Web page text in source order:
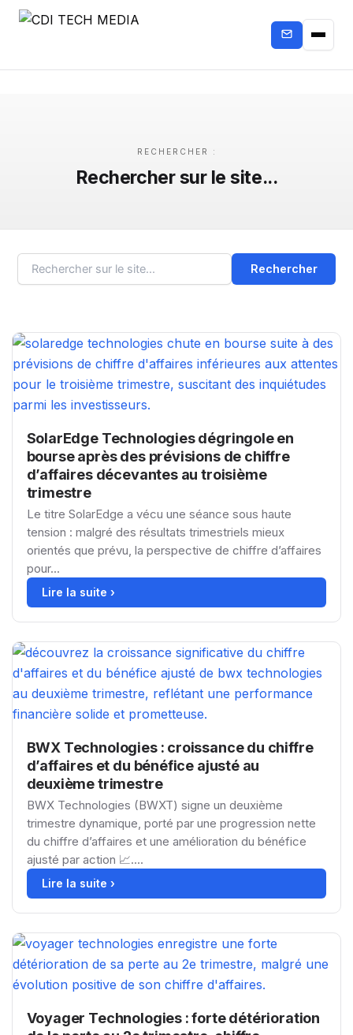
RECHERCHER :
Rechercher sur le site...
Rechercher
SolarEdge Technologies dégringole en
bourse après des prévisions de chiffre
d’affaires décevantes au troisième
trimestre
Le titre SolarEdge a vécu une séance sous haute
tension : malgré des résultats trimestriels mieux
orientés que prévu, la perspective de chiffre d’affaires
pour...
Lire la suite ›
BWX Technologies : croissance du chiffre
d’affaires et du bénéfice ajusté au
deuxième trimestre
BWX Technologies (BWXT) signe un deuxième
trimestre dynamique, porté par une progression nette
du chiffre d’affaires et une amélioration du bénéfice
ajusté par action 📈....
Lire la suite ›
Voyager Technologies : forte détérioration